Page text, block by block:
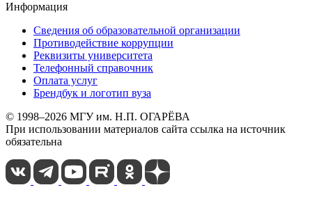
Информация
Сведения об образовательной организации
Противодействие коррупции
Реквизиты университета
Телефонный справочник
Оплата услуг
Брендбук и логотип вуза
© 1998–2026 МГУ им. Н.П. ОГАРЁВА
При использовании материалов сайта ссылка на источник
обязательна